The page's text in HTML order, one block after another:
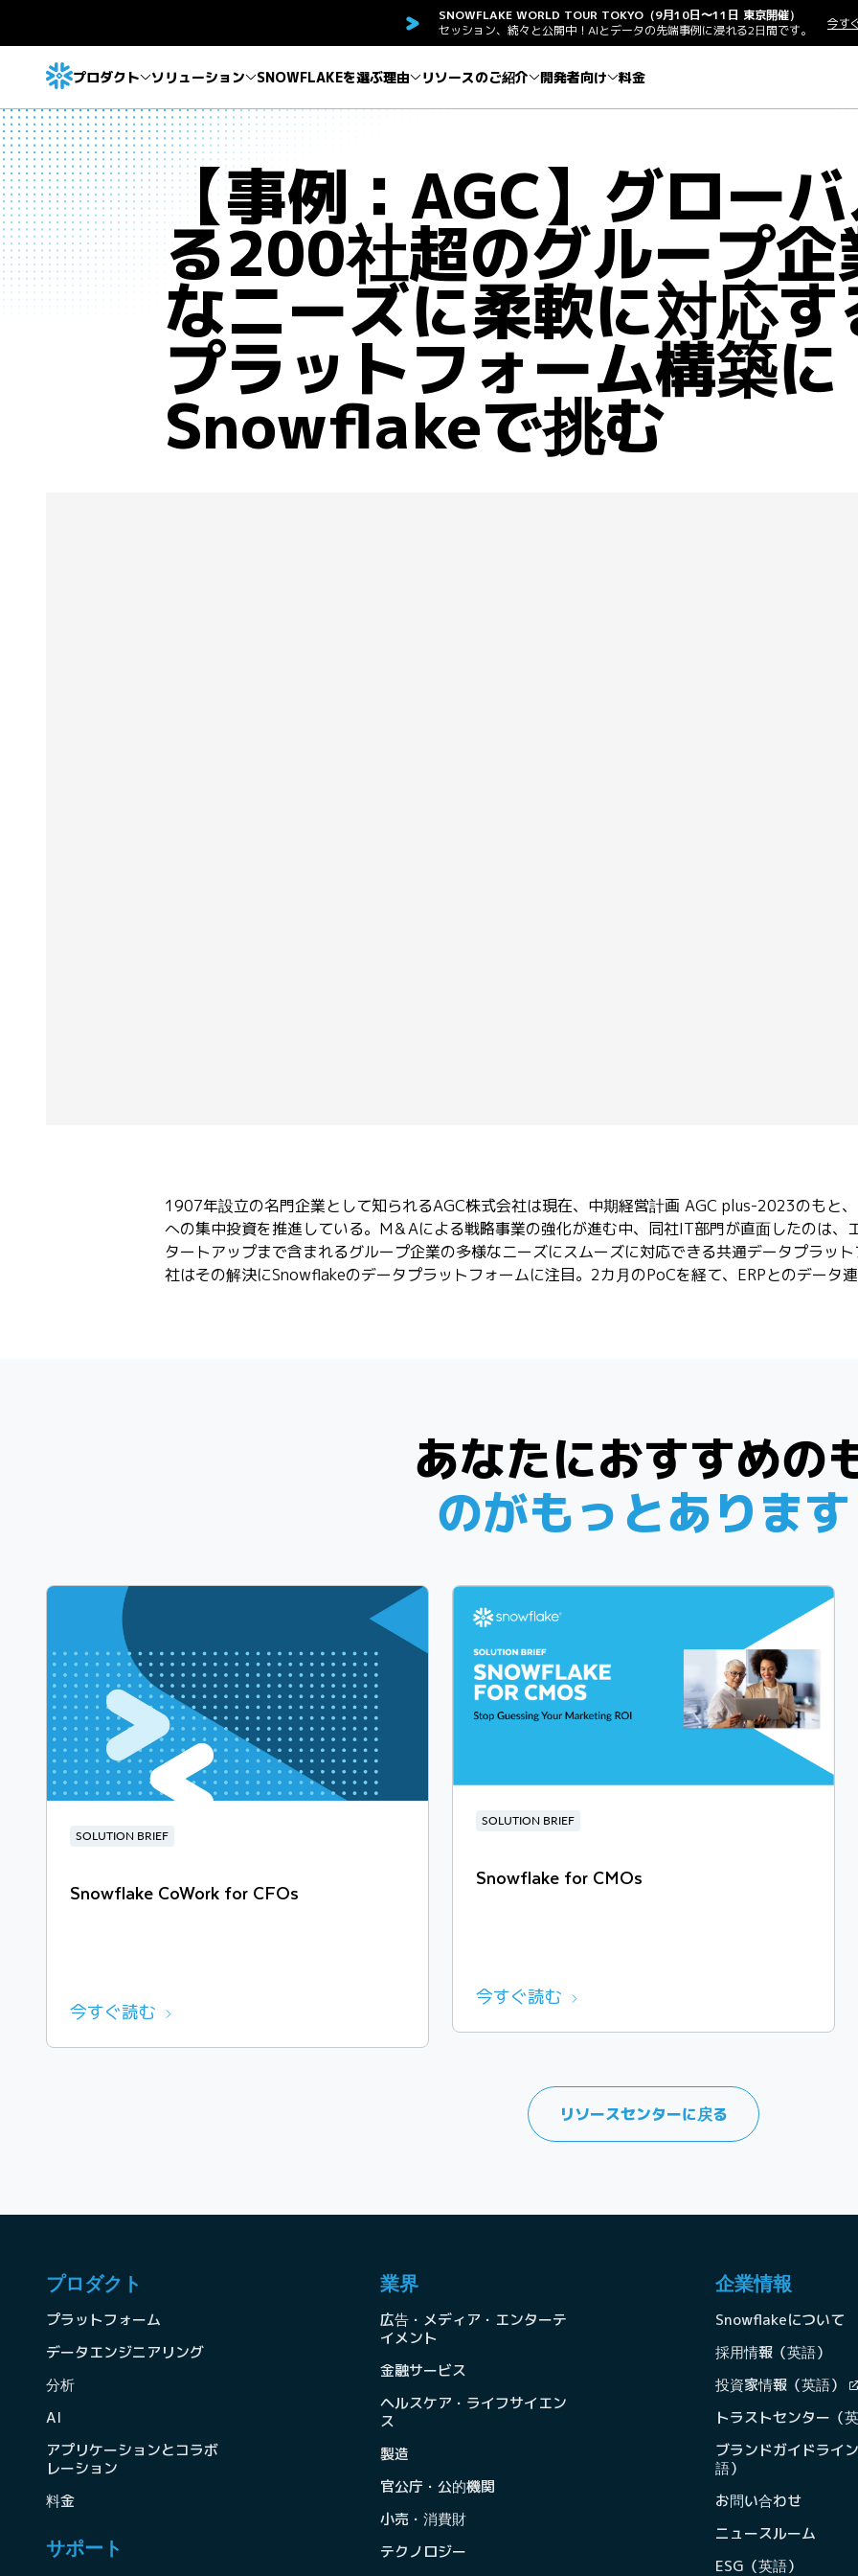
SNOWFLAKE WORLD TOUR TOKYO（9月10日〜11日 東京開催）
セッション、続々と公開中！AIとデータの先端事例に浸れる2日間です。
今す
プロダクト ソリューション SNOWFLAKEを選ぶ理由 リソースのご紹介 開発者向け 料金
【事例：AGC】グロー
る200社超のグループ企
なニーズに柔軟に対応
プラットフォーム構築に
Snowflakeで挑む
1907年設立の名門企業として知られるAGC株式会社は現在、中期経営計画 AGC plus-2023のもと
への集中投資を推進している。M＆Aによる戦略事業の強化が進む中、同社IT部門が直面したのは、
タートアップまで含まれるグループ企業の多様なニーズにスムーズに対応できる共通データプラッ
社はその解決にSnowflakeのデータプラットフォームに注目。2カ月のPoCを経て、ERPとのデータ
あなたにおすすめの
のがもっとあります
SOLUTION BRIEF
Snowflake CoWork for CFOs
今すぐ読む
SOLUTION BRIEF
Snowflake for CMOs
今すぐ読む
リソースセンターに戻る
プロダクト
プラットフォーム
データエンジニアリング
分析
AI
アプリケーションとコラボ
レーション
料金
サポート
業界
広告・メディア・エンターテ
イメント
金融サービス
ヘルスケア・ライフサイエン
ス
製造
官公庁・公的機関
小売・消費財
テクノロジー
企業情報
Snowflakeについて
採用情報（英語）
投資家情報（英語）
トラストセンター（
ブランドガイドライ
語）
お問い合わせ
ニュースルーム
ESG（英語）